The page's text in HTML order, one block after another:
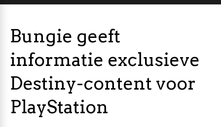
Bungie geeft
informatie exclusieve
Destiny-content voor
PlayStation